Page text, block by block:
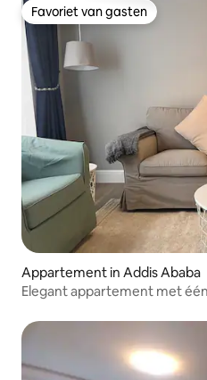
Favoriet van gasten
Favoriet van gasten
Appartement in Addis Ababa
Elegant appartement met